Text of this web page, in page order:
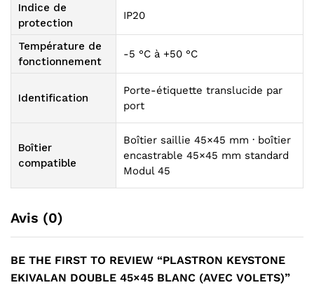
Indice de
protection
IP20
Température de
fonctionnement
-5 °C à +50 °C
Identification
Porte-étiquette translucide par
port
Boîtier
compatible
Boîtier saillie 45×45 mm · boîtier
encastrable 45×45 mm standard
Modul 45
Avis (0)
BE THE FIRST TO REVIEW “PLASTRON KEYSTONE
EKIVALAN DOUBLE 45×45 BLANC (AVEC VOLETS)”